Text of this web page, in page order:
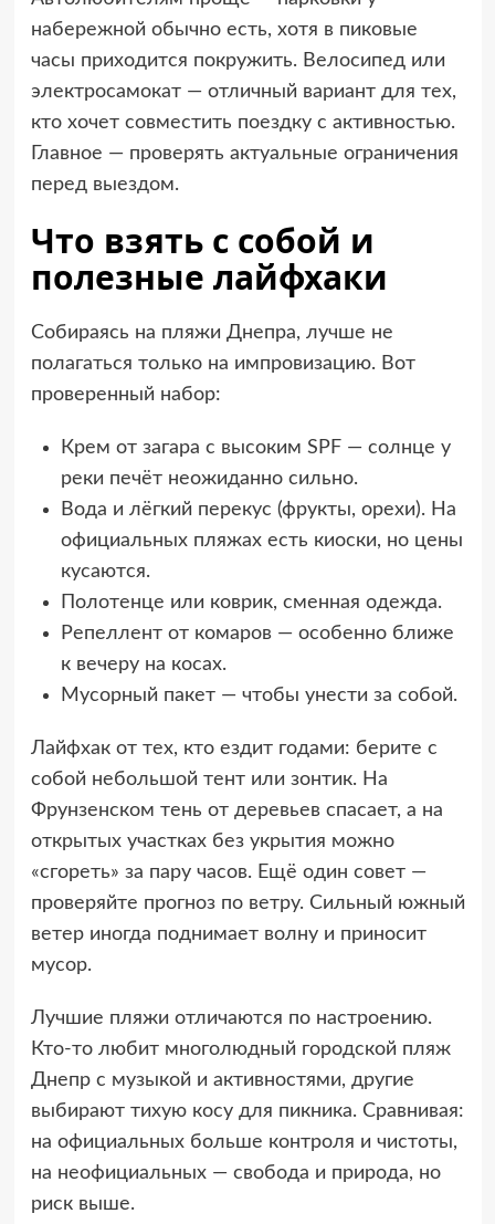
набережной обычно есть, хотя в пиковые
часы приходится покружить. Велосипед или
электросамокат — отличный вариант для тех,
кто хочет совместить поездку с активностью.
Главное — проверять актуальные ограничения
перед выездом.
Что взять с собой и
полезные лайфхаки
Собираясь на пляжи Днепра, лучше не
полагаться только на импровизацию. Вот
проверенный набор:
Крем от загара с высоким SPF — солнце у
реки печёт неожиданно сильно.
Вода и лёгкий перекус (фрукты, орехи). На
официальных пляжах есть киоски, но цены
кусаются.
Полотенце или коврик, сменная одежда.
Репеллент от комаров — особенно ближе
к вечеру на косах.
Мусорный пакет — чтобы унести за собой.
Лайфхак от тех, кто ездит годами: берите с
собой небольшой тент или зонтик. На
Фрунзенском тень от деревьев спасает, а на
открытых участках без укрытия можно
«сгореть» за пару часов. Ещё один совет —
проверяйте прогноз по ветру. Сильный южный
ветер иногда поднимает волну и приносит
мусор.
Лучшие пляжи отличаются по настроению.
Кто-то любит многолюдный городской пляж
Днепр с музыкой и активностями, другие
выбирают тихую косу для пикника. Сравнивая:
на официальных больше контроля и чистоты,
на неофициальных — свобода и природа, но
риск выше.